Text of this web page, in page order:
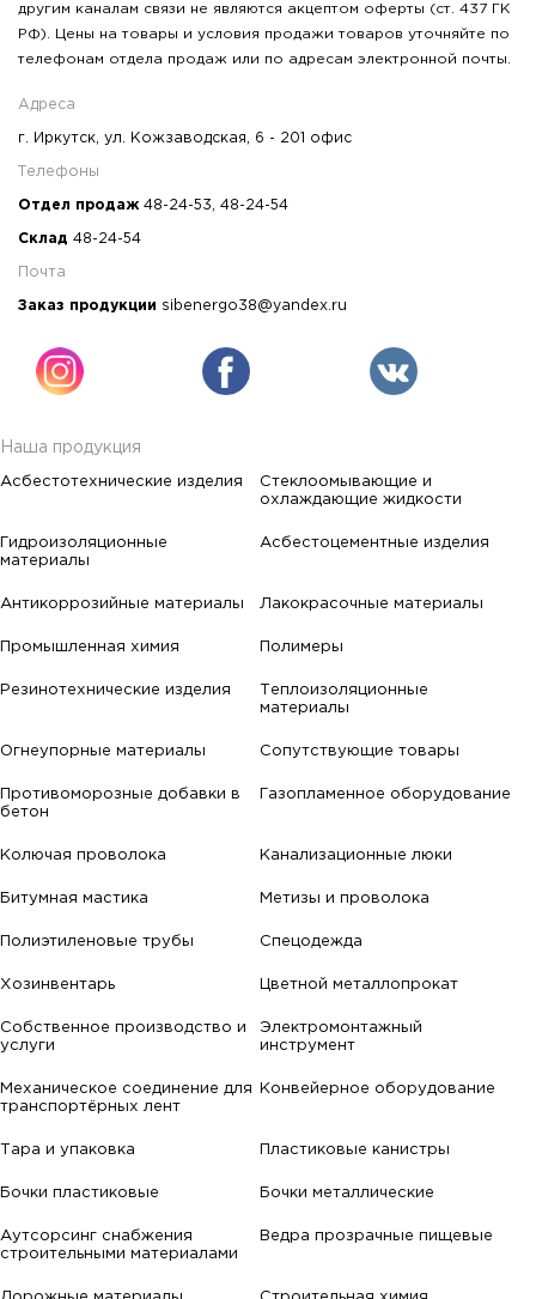
другим каналам связи не являются акцептом оферты (ст. 437 ГК
РФ). Цены на товары и условия продажи товаров уточняйте по
телефонам отдела продаж или по адресам электронной почты.
Адреса
г. Иркутск, ул. Кожзаводская, 6 - 201 офис
Телефоны
Отдел продаж 48-24-53 48-24-54
Склад 48-24-54
Почта
Заказ продукции sibenergo38@yandex.ru
Наша продукция
Асбестотехнические изделия
Стеклоомывающие и
охлаждающие жидкости
Гидроизоляционные
материалы
Асбестоцементные изделия
Антикоррозийные материалы Лакокрасочные материалы
Промышленная химия Полимеры
Резинотехнические изделия
Теплоизоляционные
материалы
Огнеупорные материалы Сопутствующие товары
Противоморозные добавки в
бетон
Газопламенное оборудование
Колючая проволока Канализационные люки
Битумная мастика Метизы и проволока
Полиэтиленовые трубы Спецодежда
Хозинвентарь Цветной металлопрокат
Собственное производство и
услуги
Электромонтажный
инструмент
Механическое соединение для
транспортёрных лент
Конвейерное оборудование
Тара и упаковка Пластиковые канистры
Бочки пластиковые Бочки металлические
Аутсорсинг снабжения
строительными материалами
Ведра прозрачные пищевые